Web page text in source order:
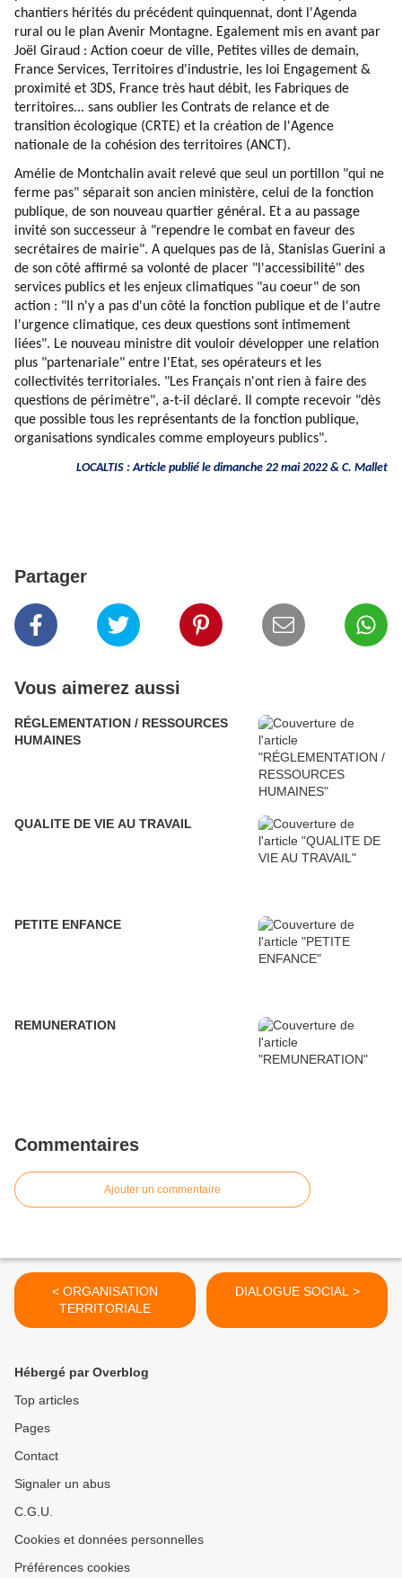
chantiers hérités du précédent quinquennat, dont l'Agenda
rural ou le plan Avenir Montagne. Egalement mis en avant par
Joël Giraud : Action coeur de ville, Petites villes de demain,
France Services, Territoires d'industrie, les loi Engagement &
proximité et 3DS, France très haut débit, les Fabriques de
territoires... sans oublier les Contrats de relance et de
transition écologique (CRTE) et la création de l'Agence
nationale de la cohésion des territoires (ANCT).
Amélie de Montchalin avait relevé que seul un portillon "qui ne
ferme pas" séparait son ancien ministère, celui de la fonction
publique, de son nouveau quartier général. Et a au passage
invité son successeur à "rependre le combat en faveur des
secrétaires de mairie". A quelques pas de là, Stanislas Guerini a
de son côté affirmé sa volonté de placer "l'accessibilité" des
services publics et les enjeux climatiques "au coeur" de son
action : "Il n'y a pas d'un côté la fonction publique et de l'autre
l'urgence climatique, ces deux questions sont intimement
liées". Le nouveau ministre dit vouloir développer une relation
plus "partenariale" entre l'Etat, ses opérateurs et les
collectivités territoriales. "Les Français n'ont rien à faire des
questions de périmètre", a-t-il déclaré. Il compte recevoir "dès
que possible tous les représentants de la fonction publique,
organisations syndicales comme employeurs publics".
LOCALTIS : Article publié le dimanche 22 mai 2022 & C. Mallet
Partager
Vous aimerez aussi
RÉGLEMENTATION / RESSOURCES
HUMAINES
QUALITE DE VIE AU TRAVAIL
PETITE ENFANCE
REMUNERATION
Commentaires
Ajouter un commentaire
< ORGANISATION
TERRITORIALE
DIALOGUE SOCIAL >
Hébergé par Overblog
Top articles
Pages
Contact
Signaler un abus
C.G.U.
Cookies et données personnelles
Préférences cookies